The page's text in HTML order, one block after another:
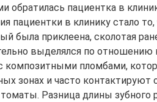
обратилась пациентка в
пациентки в клинику стало
была приклеена, сколотая
выделялся по отношению
композитными пломбами,
зонах и часто
Разница длины зубного